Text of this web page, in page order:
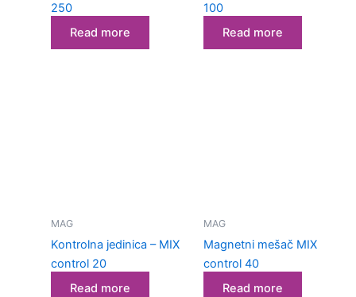
250
Read more
100
Read more
MAG
Kontrolna jedinica – MIX
control 20
Read more
MAG
Magnetni mešač MIX
control 40
Read more